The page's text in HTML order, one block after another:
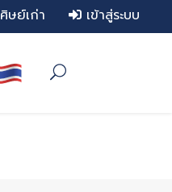
ศิษย์เก่า เข้าสู่ระบบ